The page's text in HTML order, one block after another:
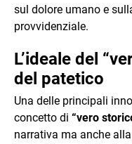
sul dolore umano e
provvidenziale.
L’ideale del
del patetico
Una delle principali
concetto di “vero
narrativa ma anche